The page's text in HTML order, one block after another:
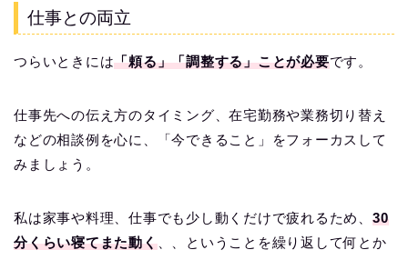
仕事との両立
つらいときには「頼る」「調整する」ことが必要です。
仕事先への伝え方のタイミング、在宅勤務や業務切り替え
などの相談例を心に、「今できること」をフォーカスして
みましょう。
私は家事や料理、仕事でも少し動くだけで疲れるため、 30
分くらい寝てまた動く、、ということを繰り返して何とか